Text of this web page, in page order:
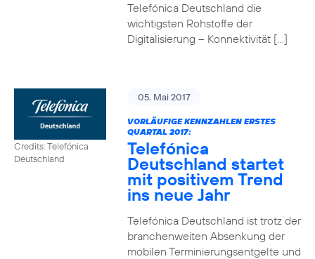
Telefónica Deutschland die
wichtigsten Rohstoffe der
Digitalisierung – Konnektivität […]
Credits: Telefónica
Deutschland
05. Mai 2017
VORLÄUFIGE KENNZAHLEN ERSTES
QUARTAL 2017:
Telefónica
Deutschland startet
mit positivem Trend
ins neue Jahr
Telefónica Deutschland ist trotz der
branchenweiten Absenkung der
mobilen Terminierungsentgelte und